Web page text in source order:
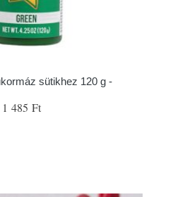
sütikhez 120 g -
1 485 Ft